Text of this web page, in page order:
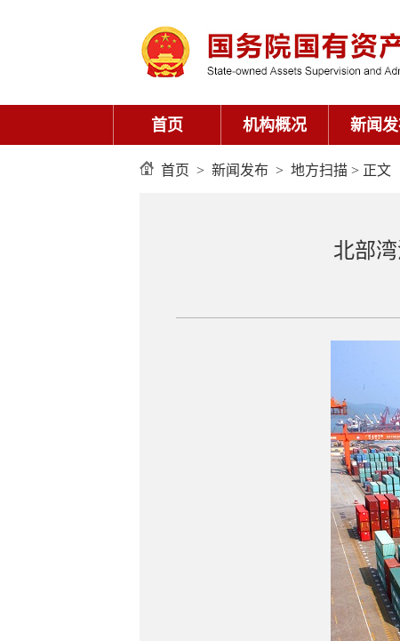
首页 机构概况 新闻
首页 > 新闻发布 > 地方扫描 > 正文
北部